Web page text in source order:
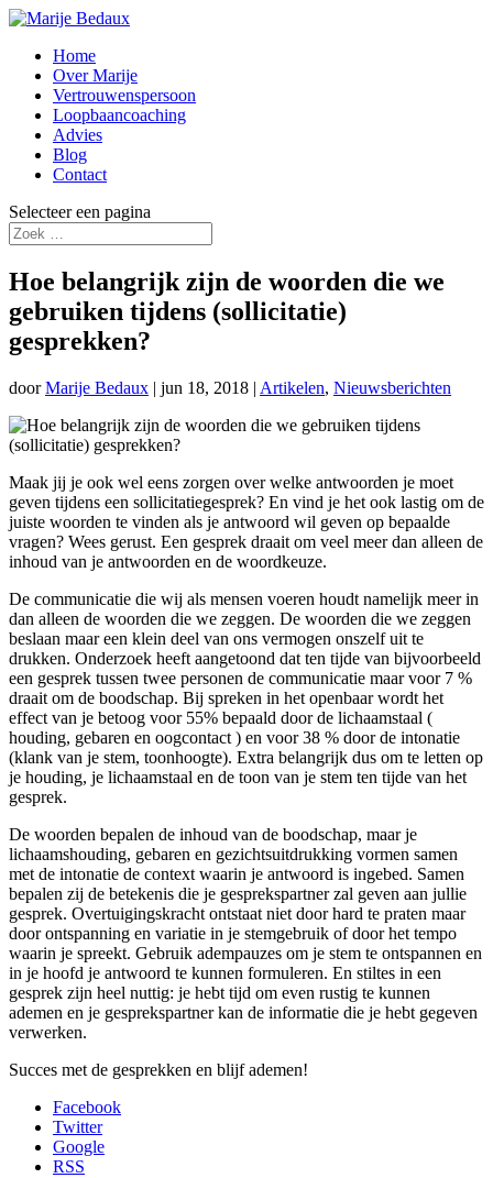
Home
Over Marije
Vertrouwenspersoon
Loopbaancoaching
Advies
Blog
Contact
Selecteer een pagina
Hoe belangrijk zijn de woorden die we
gebruiken tijdens (sollicitatie)
gesprekken?
doorMarije Bedaux | jun 18, 2018 | Artikelen, Nieuwsberichten
Maak jij je ook wel eens zorgen over welke antwoorden je moet
geven tijdens een sollicitatiegesprek? En vind je het ook lastig om de
juiste woorden te vinden als je antwoord wil geven op bepaalde
vragen? Wees gerust. Een gesprek draait om veel meer dan alleen de
inhoud van je antwoorden en de woordkeuze.
De communicatie die wij als mensen voeren houdt namelijk meer in
dan alleen de woorden die we zeggen. De woorden die we zeggen
beslaan maar een klein deel van ons vermogen onszelf uit te
drukken. Onderzoek heeft aangetoond dat ten tijde van bijvoorbeeld
een gesprek tussen twee personen de communicatie maar voor 7 %
draait om de boodschap. Bij spreken in het openbaar wordt het
effect van je betoog voor 55% bepaald door de lichaamstaal (
houding, gebaren en oogcontact ) en voor 38 % door de intonatie
(klank van je stem, toonhoogte). Extra belangrijk dus om te letten op
je houding, je lichaamstaal en de toon van je stem ten tijde van het
gesprek.
De woorden bepalen de inhoud van de boodschap, maar je
lichaamshouding, gebaren en gezichtsuitdrukking vormen samen
met de intonatie de context waarin je antwoord is ingebed. Samen
bepalen zij de betekenis die je gesprekspartner zal geven aan jullie
gesprek. Overtuigingskracht ontstaat niet door hard te praten maar
door ontspanning en variatie in je stemgebruik of door het tempo
waarin je spreekt. Gebruik adempauzes om je stem te ontspannen en
in je hoofd je antwoord te kunnen formuleren. En stiltes in een
gesprek zijn heel nuttig: je hebt tijd om even rustig te kunnen
ademen en je gesprekspartner kan de informatie die je hebt gegeven
verwerken.
Succes met de gesprekken en blijf ademen!
Facebook
Twitter
Google
RSS